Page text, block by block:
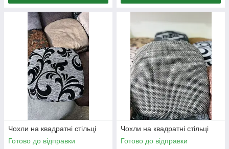
Чохли на квадратні стільці
Готово до відправки
Чохли на квадратні стільці
Готово до відправки